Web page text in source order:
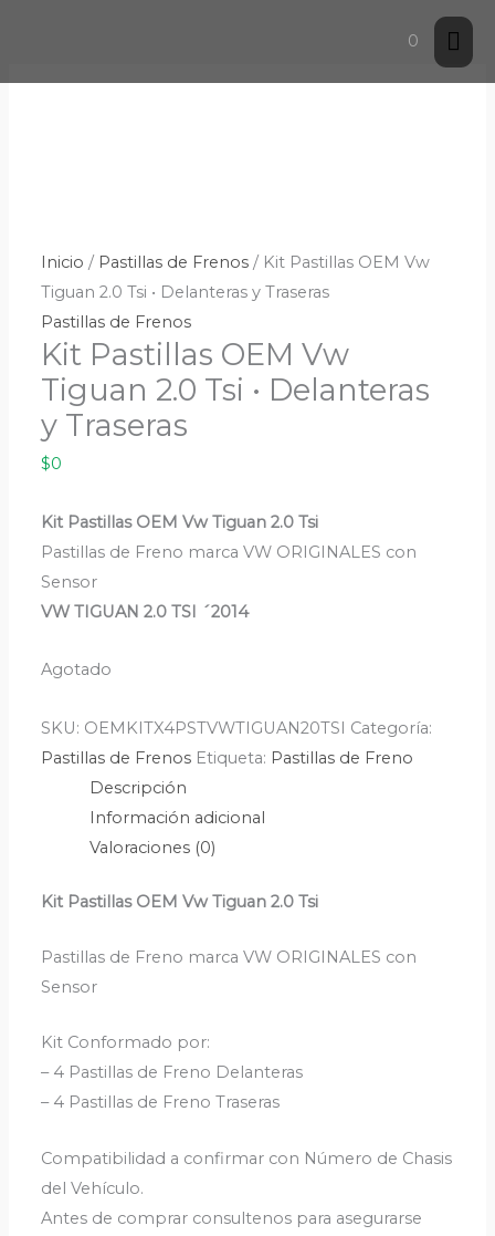
0
Inicio / Pastillas de Frenos / Kit Pastillas OEM Vw
Tiguan 2.0 Tsi • Delanteras y Traseras
Pastillas de Frenos
Kit Pastillas OEM Vw
Tiguan 2.0 Tsi • Delanteras
y Traseras
$0
Kit Pastillas OEM Vw Tiguan 2.0 Tsi
Pastillas de Freno marca VW ORIGINALES con
Sensor
VW TIGUAN 2.0 TSI ´2014
Agotado
SKU: OEMKITX4PSTVWTIGUAN20TSI Categoría:
Pastillas de Frenos Etiqueta: Pastillas de Freno
Descripción
Información adicional
Valoraciones (0)
Kit Pastillas OEM Vw Tiguan 2.0 Tsi
Pastillas de Freno marca VW ORIGINALES con
Sensor
Kit Conformado por:
– 4 Pastillas de Freno Delanteras
– 4 Pastillas de Freno Traseras
Compatibilidad a confirmar con Número de Chasis
del Vehículo.
Antes de comprar consultenos para asegurarse